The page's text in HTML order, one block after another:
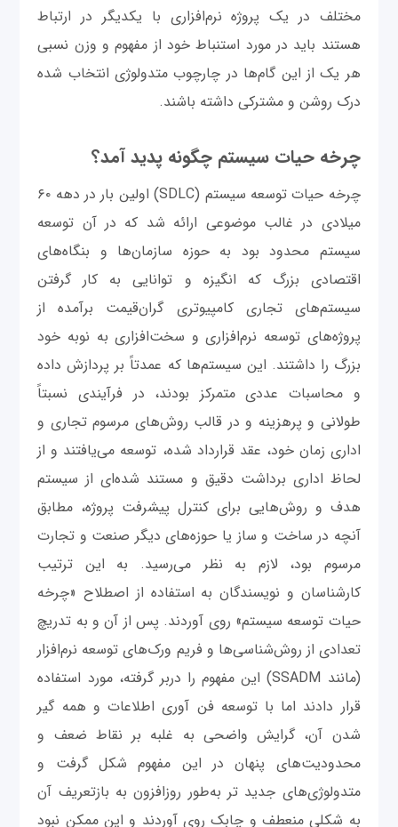
مختلف در یک پروژه نرم‌افزاری با یکدیگر در ارتباط
هستند باید در مورد استنباط خود از مفهوم و وزن نسبی
هر یک از این گام‌ها در چارچوب متدولوژی انتخاب شده‌
درک روشن و مشترکی داشته باشند.
چرخه حیات سیستم چگونه پدید آمد؟
چرخه حیات توسعه سیستم (SDLC) اولین بار در دهه ۶۰
میلادی در غالب موضوعی ارائه شد که در آن توسعه
سیستم محدود بود به حوزه سازمان‌ها و بنگاه‌های
اقتصادی بزرگ که انگیزه و توانایی به کار گرفتن
سیستم‌های تجاری کامپیوتری گران‌قیمت برآمده از
پروژه‌های توسعه نرم‌افزاری و سخت‌افزاری به نوبه خود
بزرگ را داشتند. این سیستم‌ها که عمدتاً بر پردازش داده
و محاسبات عددی متمرکز بودند، در فرآیندی نسبتاً
طولانی و پرهزینه و در قالب روش‌های مرسوم تجاری و
اداری زمان خود، عقد قرارداد شده، توسعه می‌یافتند و از
لحاظ اداری برداشت دقیق و مستند شده‌ای از سیستم
هدف و روش‌هایی برای کنترل پیشرفت پروژه، مطابق
آنچه در ساخت و ساز یا حوزه‌های دیگر صنعت و تجارت
مرسوم بود، لازم به نظر می‌رسید. به این ترتیب
کارشناسان و نویسندگان به استفاده از اصطلاح «چرخه
حیات توسعه سیستم» روی آوردند. پس از آن و به تدریچ
تعدادی از روش‌شناسی‌ها و فریم ورک‌های توسعه نرم‌افزار
(مانند SSADM) این مفهوم را دربر گرفته، مورد استفاده
قرار دادند اما با توسعه فن آوری اطلاعات و همه گیر
شدن آن، گرایش واضحی به غلبه بر نقاط ضعف و
محدودیت‌های پنهان در این مفهوم شکل گرفت و
متدولوژی‌های جدید تر به‌طور روزافزون به بازتعریف آن
به شکلی منعطف و چابک روی آوردند و این ممکن نبود